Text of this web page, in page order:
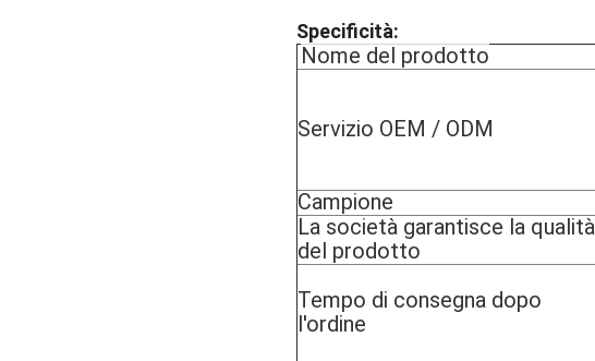
Specificità:
Nome del prodotto
Servizio OEM / ODM
Campione
La società garantisce la qualità
del prodotto
Tempo di consegna dopo
l'ordine